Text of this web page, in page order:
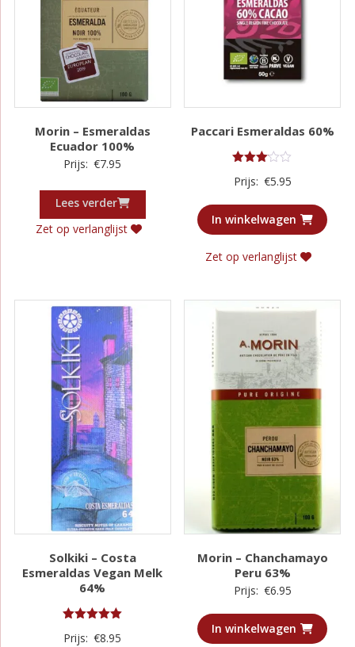
Morin – Esmeraldas
Ecuador 100%
Prijs: €7.95
Lees verder
Zet op verlanglijst
Paccari Esmeraldas 60%
3.00
Prijs: €5.95
In winkelwagen
Zet op verlanglijst
Solkiki – Costa
Esmeraldas Vegan Melk
64%
5.00
Prijs: €8.95
Morin – Chanchamayo
Peru 63%
Prijs: €6.95
In winkelwagen